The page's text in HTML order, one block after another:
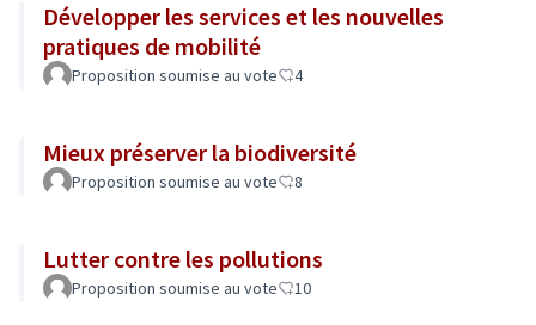
Développer les services et les nouvelles
pratiques de mobilité
Proposition soumise au vote 4
Mieux préserver la biodiversité
Proposition soumise au vote 8
Lutter contre les pollutions
Proposition soumise au vote 10